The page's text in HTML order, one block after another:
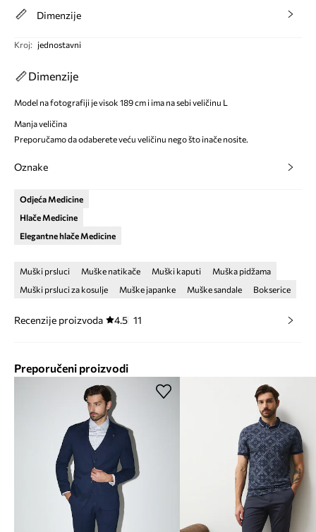
Dimenzije
Kroj: jednostavni
Dimenzije
Model na fotografiji je visok 189 cm i ima na sebi veličinu L
Manja veličina
Preporučamo da odaberete veću veličinu nego što inače nosite.
Oznake
Odjeća Medicine
Hlače Medicine
Elegantne hlače Medicine
Muški prsluci Muške natikače Muški kaputi
Muška pidžama
Muški prsluci za kosulje
Muške japanke Muške sandale Bokserice
Recenzije proizvoda 4.5 11
Preporučeni proizvodi